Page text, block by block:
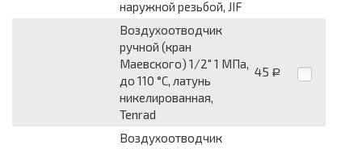
наружной резьбой, JIF
Воздухоотводчик
ручной (кран
Маевского) 1/2" 1 МПа,
до 110 °C, латунь
никелированная,
Tenrad
45 Р
Воздухоотводчик